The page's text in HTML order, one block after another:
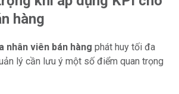
hàng
nhân viên bán hàng phát huy tối đa
lý cần lưu ý một số điểm quan trọng